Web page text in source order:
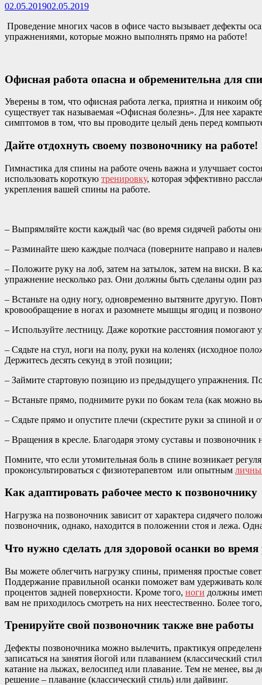
02.05.201902.05.2019
Проведение многих часов в офисе часто вызывает дефекты
упражнениями, которые можно выполнять прямо на работе!
Офисная работа опасна и обременительна для
Уверены в том, что офисная работа легка, приятна и никоим
существует так называемая «Офисная болезнь». Для нее
симптомов в том, что вы проводите целый день перед
Дайте отдохнуть своему позвоночнику на работе!
Гимнастика для спины на работе очень важна и улучшает
использовать короткую тренировку, которая эффективно
укрепления вашей спины на работе.
– Выпрямляйте кости каждый час (во время сидячей работы
– Разминайте шею каждые полчаса (поверните направо и
– Положите руку на лоб, затем на затылок, затем на виски. В
упражнение несколько раз. Они должны быть сделаны один
– Встаньте на одну ногу, одновременно вытяните другую.
кровообращение в ногах и разомнете мышцы ягодиц и
– Используйте лестницу. Даже короткие расстояния помогают
– Сядьте на стул, ноги на полу, руки на коленях (исходное
Держитесь десять секунд в этой позиции;
– Займите стартовую позицию из предыдущего упражнения.
– Встаньте прямо, поднимите руки по бокам тела (как можно
– Сядьте прямо и опустите плечи (скрестите руки за спиной и
– Вращения в кресле. Благодаря этому суставы и позвоночник
Помните, что если утомительная боль в спине возникает
проконсультироваться с физиотерапевтом или опытным
Как адаптировать рабочее место к позвоночнику
Нагрузка на позвоночник зависит от характера сидячего
позвоночник, однако, находится в положении стоя и лежа.
Что нужно сделать для здоровой осанки во
Вы можете облегчить нагрузку спины, применяя простые
Поддержание правильной осанки поможет вам удерживать
процентов задней поверхности. Кроме того, ноги должны
вам не приходилось смотреть на них неестественно. Более
Тренируйте свой позвоночник также вне работы
Дефекты позвоночника можно вылечить, практикуя
записаться на занятия йогой или плаванием (классический
катание на лыжах, велосипед или плавание. Тем не менее, вы
решение – плавание (классический стиль) или дайвинг.